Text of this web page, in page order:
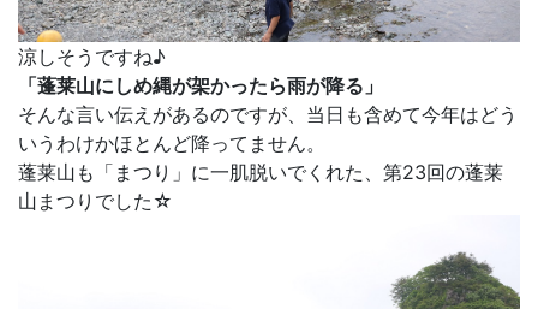
涼しそうですね♪
「蓬莱山にしめ縄が架かったら雨が降る」
そんな言い伝えがあるのですが、当日も含めて今年はどう
いうわけかほとんど降ってません。
蓬莱山も「まつり」に一肌脱いでくれた、第23回の蓬莱
山まつりでした☆